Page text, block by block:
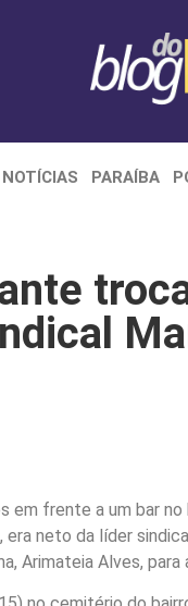
NOTÍCIAS PARAÍBA
frente a um bar no
neto da líder
Arimateia Alves, para